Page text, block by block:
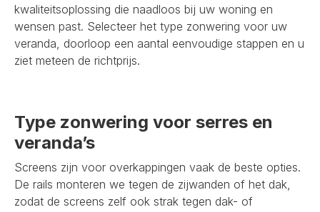
kwaliteitsoplossing die naadloos bij uw woning en
wensen past. Selecteer het type zonwering voor uw
veranda, doorloop een aantal eenvoudige stappen en u
ziet meteen de richtprijs.
Type zonwering voor serres en
veranda’s
Screens zijn voor overkappingen vaak de beste opties.
De rails monteren we tegen de zijwanden of het dak,
zodat de screens zelf ook strak tegen dak- of